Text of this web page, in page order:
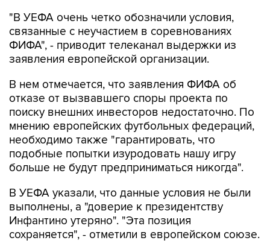
"В УЕФА очень четко обозначили условия,
связанные с неучастием в соревнованиях
ФИФА", - приводит телеканал выдержки из
заявления европейской организации.
В нем отмечается, что заявления ФИФА об
отказе от вызвавшего споры проекта по
поиску внешних инвесторов недостаточно. По
мнению европейских футбольных федераций,
необходимо также "гарантировать, что
подобные попытки изуродовать нашу игру
больше не будут предприниматься никогда".
В УЕФА указали, что данные условия не были
выполнены, а "доверие к президентству
Инфантино утеряно". "Эта позиция
сохраняется", - отметили в европейском союзе.